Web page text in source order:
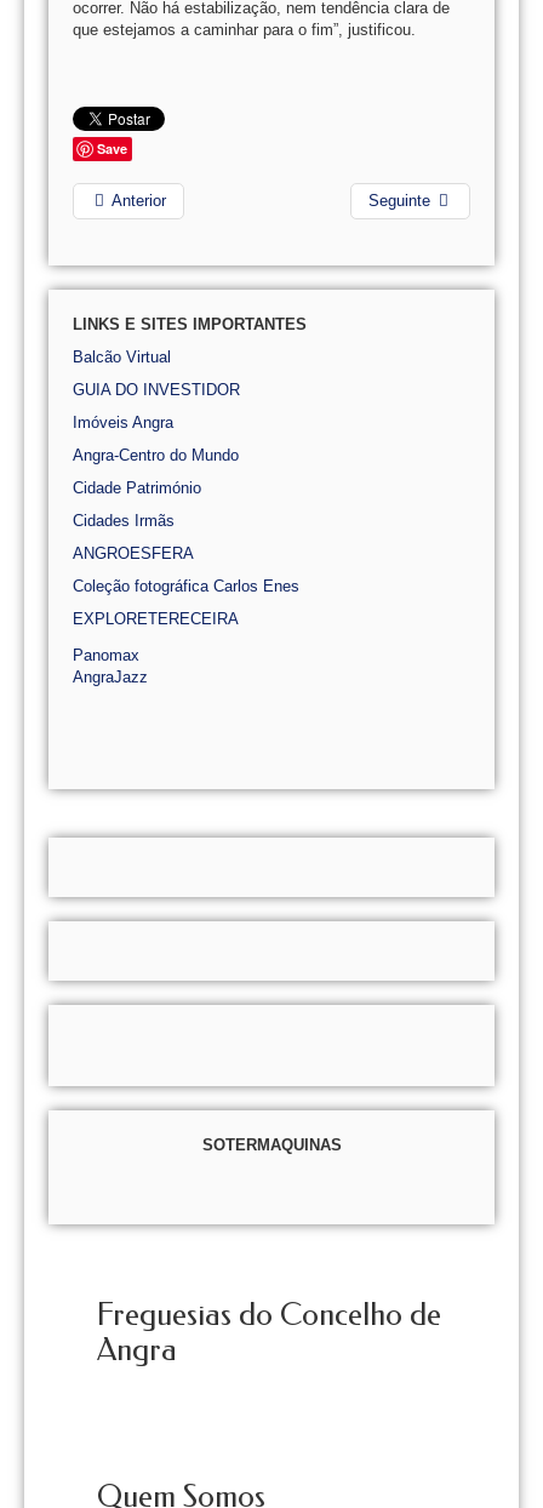
ocorrer. Não há estabilização, nem tendência clara de
que estejamos a caminhar para o fim”, justificou.
Save
Anterior Seguinte
LINKS E SITES IMPORTANTES
Balcão Virtual
GUIA DO INVESTIDOR
Imóveis Angra
Angra-Centro do Mundo
Cidade Património
Cidades Irmãs
ANGROESFERA
Coleção fotográfica Carlos Enes
EXPLORETERECEIRA
Panomax
AngraJazz
SOTERMAQUINAS
Freguesias do Concelho de
Angra
Quem Somos